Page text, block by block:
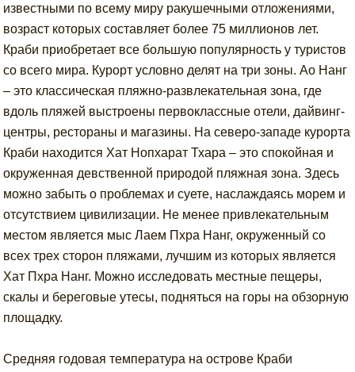
известными по всему миру ракушечными отложениями,
возраст которых составляет более 75 миллионов лет.
Краби приобретает все большую популярность у туристов
со всего мира. Курорт условно делят на три зоны. Ао Нанг
– это классическая пляжно-развлекательная зона, где
вдоль пляжей выстроены первоклассные отели, дайвинг-
центры, рестораны и магазины. На северо-западе курорта
Краби находится Хат Нопхарат Тхара – это спокойная и
окруженная девственной природой пляжная зона. Здесь
можно забыть о проблемах и суете, наслаждаясь морем и
отсутствием цивилизации. Не менее привлекательным
местом является мыс Лаем Пхра Нанг, окруженный со
всех трех сторон пляжами, лучшим из которых является
Хат Пхра Нанг. Можно исследовать местные пещеры,
скалы и береговые утесы, подняться на горы на обзорную
площадку.
Средняя годовая температура на острове Краби